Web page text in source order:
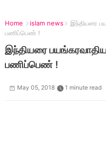
Home islam news
இந்தியரை
பணிப்பெண் !
இந்தியரை
பணிப்பெண் !
May 05, 2018 1 minute read